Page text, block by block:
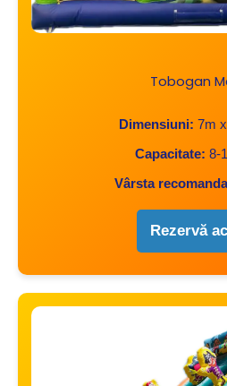
Tobogan
Dimensiuni: 7m
Capacitate: 8-
Vârsta
Rezervă